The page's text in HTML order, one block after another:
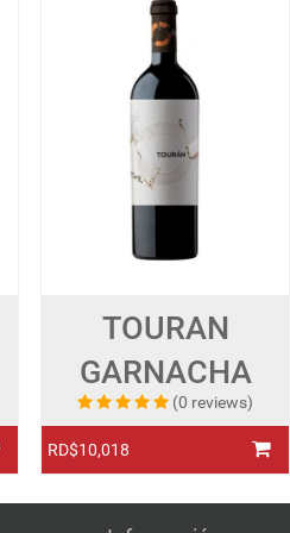
TOURAN
GARNACHA
(0 reviews)
RD$10,018